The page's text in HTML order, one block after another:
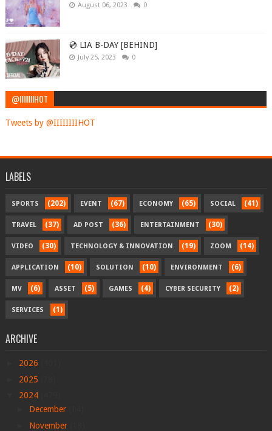
August 06, 2023 0
💿 LIA B-DAY [BEHIND]
July 25, 2023 0
@IIIIIIIIHOT
Tweets by @IIIIIIIIHOT
LABELS
SPORTS (202) EVENT (67) ECONOMY (65) SOCIAL (41)
TRAVEL (37) AD POST (36) ENTERTAINMENT (30)
VIDEO (30) TECHNOLOGY & INNOVATION (19) ZOOM (14)
APPLICATION (10) SOLUTION (10) ENVIRONMENT (6)
MV (6) ASSET (5) GAMES (4) CYBER SECURITY (2)
SERVICES (1)
ARCHIVE
2026
2025
2024
December
November